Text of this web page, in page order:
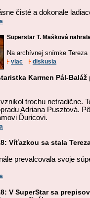
čisté a dokonale
Superstar T. Mašková
Na archívnej snímke Tereza
viac diskusia
Karmen Pál-
trochu netradične.
Adriana Pusztová.
Ďuricovi.
Víťazkou sa stala
prevalcovala svoje
V SuperStar sa